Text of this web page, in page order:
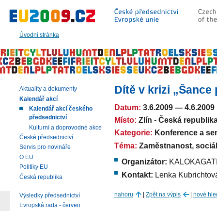
Úvodní stránka
hlavní
|
navigaci
|
vyhledávání
Dítě v krizi
Datum: 3.6.2009 — 4.6.2009
Místo: Zlín - Česká
Kategorie: Konference a
Téma: Zaměstnanost,
Organizátor:
Kontakt: Lenka
nahoru | Zpět na výpis | nové
Aktuality a dokumenty
Kalendář akcí
Kalendář akcí českého
předsednictví
Kulturní a doprovodné akce
České předsednictví
Servis pro novináře
O EU
Politiky EU
Česká republika
Výsledky předsednictví
Evropská rada - červen